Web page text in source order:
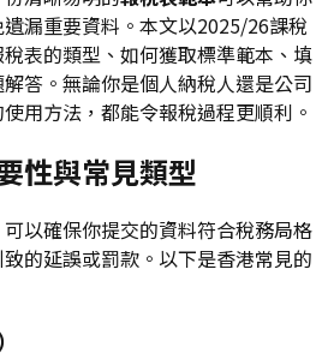
漏重要資料。本文以2025/26課稅
表的類型、如何獲取標準範本、填
答。無論你是個人納稅人還是公司
用方法，都能令報稅過程更順利。
性與常見類型
以確保你提交的資料符合稅務局格
的延誤或罰款。以下是香港常見的